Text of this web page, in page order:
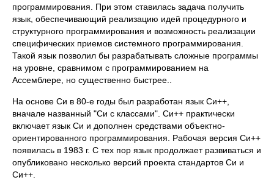
программирования. При этом ставилась задача получить
язык, обеспечивающий реализацию идей процедурного и
структурного программирования и возможность реализации
специфических приемов системного программирования.
Такой язык позволил бы разрабатывать сложные программы
на уровне, сравнимом с программированием на
Ассемблере, но существенно быстрее..
На основе Си в 80-е годы был разработан язык Си++,
вначале названный "Си с классами". Си++ практически
включает язык Си и дополнен средствами объектно-
ориентированного программирования. Рабочая версия Си++
появилась в 1983 г. С тех пор язык продолжает развиваться и
опубликовано несколько версий проекта стандартов Си и
Си++.